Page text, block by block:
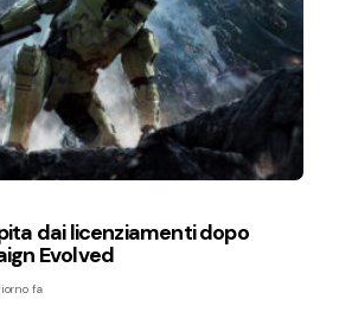
dai licenziamenti dopo
Evolved
fa